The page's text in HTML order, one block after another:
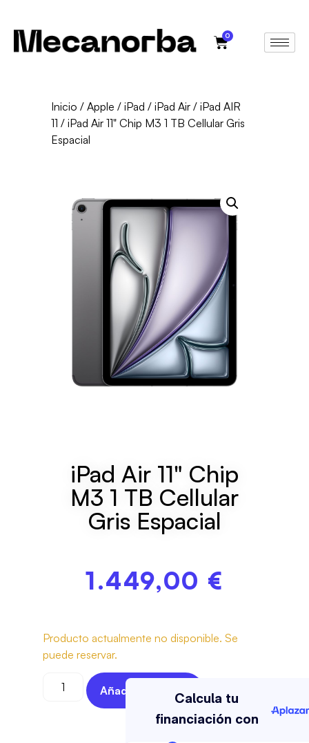
0
Inicio /Apple /iPad /iPad Air /iPad AIR
11 / iPad Air 11" Chip M3 1 TB Cellular Gris
Espacial
iPad Air 11" Chip
M3 1 TB Cellular
Gris Espacial
1.449,00 €
Producto actualmente no disponible. Se
puede reservar.
Añadir Al Carrito